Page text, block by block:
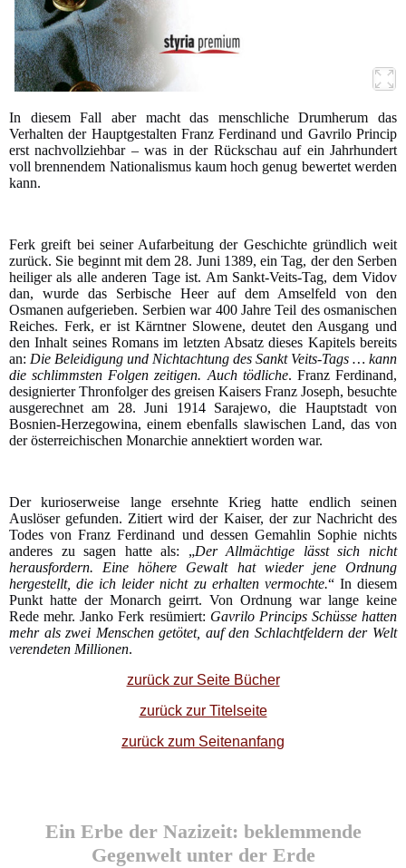
In diesem Fall aber macht das menschliche Drumherum das
Verhalten der Hauptgestalten Franz Ferdinand und Gavrilo Princip
erst nachvollziehbar – was in der Rückschau auf ein Jahrhundert
voll brennendem Nationalismus kaum hoch genug bewertet werden
kann.
Ferk greift bei seiner Aufarbeitung der Geschichte gründlich weit
zurück. Sie beginnt mit dem 28. Juni 1389, ein Tag, der den Serben
heiliger als alle anderen Tage ist. Am Sankt-Veits-Tag, dem Vidov
dan, wurde das Serbische Heer auf dem Amselfeld von den
Osmanen aufgerieben. Serbien war 400 Jahre Teil des osmanischen
Reiches. Ferk, er ist Kärntner Slowene, deutet den Ausgang und
den Inhalt seines Romans im letzten Absatz dieses Kapitels bereits
an: Die Beleidigung und Nichtachtung des Sankt Veits-Tags … kann
die schlimmsten Folgen zeitigen. Auch tödliche. Franz Ferdinand,
designierter Thronfolger des greisen Kaisers Franz Joseph, besuchte
ausgerechnet am 28. Juni 1914 Sarajewo, die Hauptstadt von
Bosnien-Herzegowina, einem ebenfalls slawischen Land, das von
der österreichischen Monarchie annektiert worden war.
Der kurioserweise lange ersehnte Krieg hatte endlich seinen
Auslöser gefunden. Zitiert wird der Kaiser, der zur Nachricht des
Todes von Franz Ferdinand und dessen Gemahlin Sophie nichts
anderes zu sagen hatte als: „Der Allmächtige lässt sich nicht
herausfordern. Eine höhere Gewalt hat wieder jene Ordnung
hergestellt, die ich leider nicht zu erhalten vermochte.“ In diesem
Punkt hatte der Monarch geirrt. Von Ordnung war lange keine
Rede mehr. Janko Ferk resümiert: Gavrilo Princips Schüsse hatten
mehr als zwei Menschen getötet, auf den Schlachtfeldern der Welt
verendeten Millionen.
zurück zur Seite Bücher
zurück zur Titelseite
zurück zum Seitenanfang
Ein Erbe der Nazizeit: beklemmende
Gegenwelt unter der Erde